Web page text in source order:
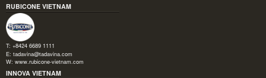
RUBICONE VIETNAM
T: +8424 6689 1111
E: tadavina@tadavina.com
W: www.rubicone-vietnam.com
INNOVA VIETNAM